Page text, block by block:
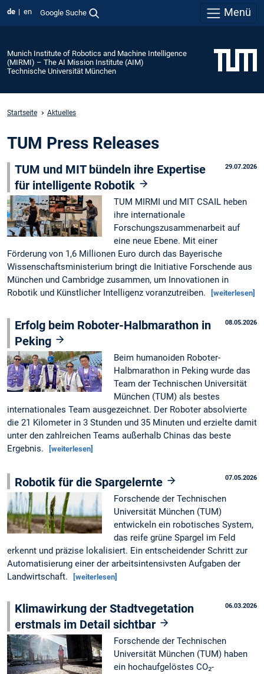
de en Google Suche Menü
Munich Institute of Robotics and Machine Intelligence
(MIRMI) – The AI Mission Institute (AIM)
Technische Universität München
Startseite Aktuelles
TUM Press Releases
29.07.2026
TUM und MIT bündeln ihre Expertise
für intelligente Robotik
TUM MIRMI und MIT CSAIL heben
ihre internationale
Forschungszusammenarbeit auf
eine neue Ebene. Mit einer
Förderung von 1,6 Millionen Euro durch das Bayerische
Wissenschaftsministerium bringt die Initiative Forschende aus
München und Cambridge zusammen, um Innovationen in
Robotik und Künstlicher Intelligenz voranzutreiben.
[weiterlesen]
08.05.2026
Erfolg beim Roboter-Halbmarathon in
Peking
Beim humanoiden Roboter-
Halbmarathon in Peking wurde das
Team der Technischen Universität
München (TUM) als bestes
internationales Team ausgezeichnet. Der Roboter absolvierte
die 21 Kilometer in 3 Stunden und 35 Minuten und erzielte damit
unter den zahlreichen Teams außerhalb Chinas das beste
Ergebnis.
[weiterlesen]
07.05.2026
Robotik für die Spargelernte
Forschende der Technischen
Universität München (TUM)
entwickeln ein robotisches System,
das reife grüne Spargel im Feld
erkennt und präzise lokalisiert. Ein entscheidender Schritt zur
Automatisierung einer der arbeitsintensivsten Aufgaben der
Landwirtschaft.
[weiterlesen]
06.03.2026
Klimawirkung der Stadtvegetation
erstmals im Detail sichtbar
Forschende der Technischen
Universität München (TUM) haben
ein hochaufgelöstes CO₂-